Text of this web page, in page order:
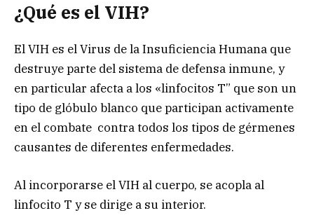
¿Qué es el VIH?
El VIH es el Virus de la Insuficiencia Humana que
destruye parte del sistema de defensa inmune, y
en particular afecta a los «linfocitos T” que son un
tipo de glóbulo blanco que participan activamente
en el combate contra todos los tipos de gérmenes
causantes de diferentes enfermedades.
Al incorporarse el VIH al cuerpo, se acopla al
linfocito T y se dirige a su interior.